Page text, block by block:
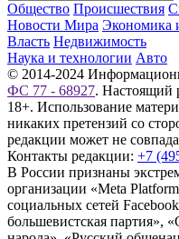
Общество Происшествия
Новости Мира Экономика
Власть Недвижимость
Наука и технологии Авто
© 2014-2024
ФС 77 - 68927. Настоящий
18+. Использование
никаких претензий со
редакции может не
Контакты редакции: +7
В России признаны
организации «Meta
социальных сетей
большевистская партия»,